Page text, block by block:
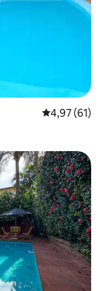
Évaluation
4,97 (61)